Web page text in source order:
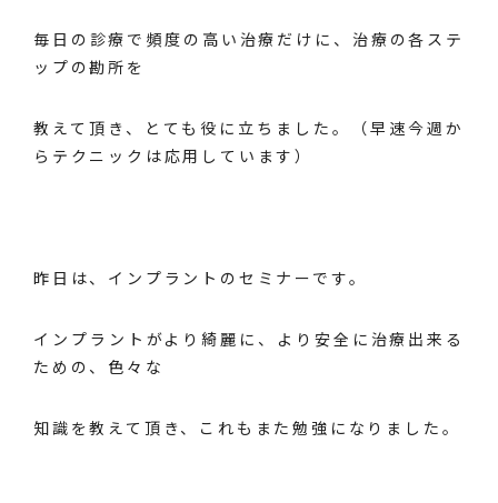
毎日の診療で頻度の高い治療だけに、治療の各ステ
ップの勘所を
教えて頂き、とても役に立ちました。（早速今週か
らテクニックは応用しています）
昨日は、インプラントのセミナーです。
インプラントがより綺麗に、より安全に治療出来る
ための、色々な
知識を教えて頂き、これもまた勉強になりました。